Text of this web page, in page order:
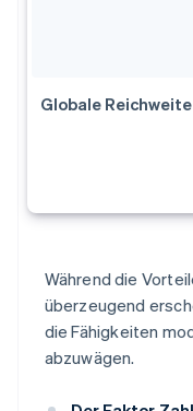
Globale Reichweite
Während die
überzeugend
die Fähigkeiten
abzuwägen.